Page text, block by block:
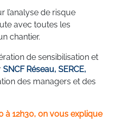
l’analyse de risque
avec toutes les
chantier.
de sensibilisation et
SNCF Réseau, SERCE,
des managers et des
à 12h30, on vous explique